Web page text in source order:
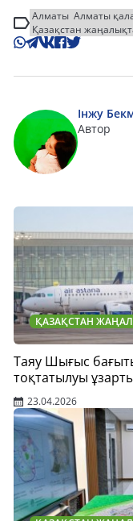
Алматы Алматы
Қазақстан
Інжу
Автор
ҚАЗАҚСТАН
Таяу Шығыс
тоқтатылуы
23.04.2026